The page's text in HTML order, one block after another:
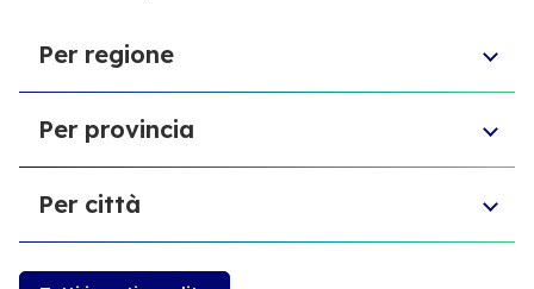
Per regione
Liguria
Emilia-Romagna
Toscana
Friuli-Venezia Giulia
Molise
Calabria
Per provincia
Provincia di Livorno
Provincia di Parma
Provincia del Medio Campidano
Per città
Bianco